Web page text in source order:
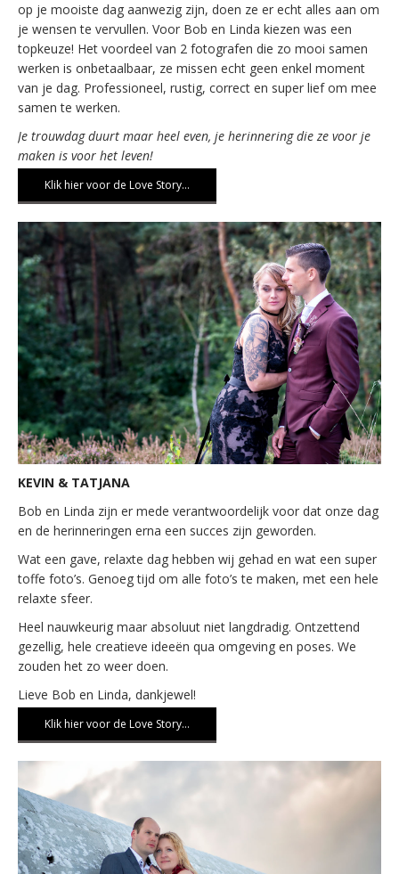
op je mooiste dag aanwezig zijn, doen ze er echt alles aan om
je wensen te vervullen. Voor Bob en Linda kiezen was een
topkeuze! Het voordeel van 2 fotografen die zo mooi samen
werken is onbetaalbaar, ze missen echt geen enkel moment
van je dag. Professioneel, rustig, correct en super lief om mee
samen te werken.
Je trouwdag duurt maar heel even, je herinnering die ze voor je
maken is voor het leven!
Klik hier voor de Love Story…
KEVIN & TATJANA
Bob en Linda zijn er mede verantwoordelijk voor dat onze dag
en de herinneringen erna een succes zijn geworden.
Wat een gave, relaxte dag hebben wij gehad en wat een super
toffe foto’s. Genoeg tijd om alle foto’s te maken, met een hele
relaxte sfeer.
Heel nauwkeurig maar absoluut niet langdradig. Ontzettend
gezellig, hele creatieve ideeën qua omgeving en poses. We
zouden het zo weer doen.
Lieve Bob en Linda, dankjewel!
Klik hier voor de Love Story…